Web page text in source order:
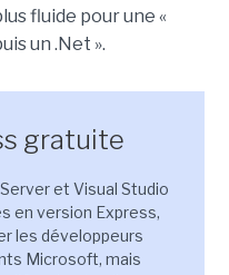
fluide pour une «
un .Net ».
gratuite
et Visual Studio
en version Express,
les développeurs
Microsoft, mais